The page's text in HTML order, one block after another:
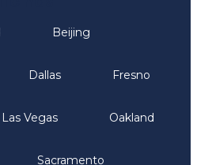
Beijing
Dallas Fresno
Las Vegas Oakland
Sacramento